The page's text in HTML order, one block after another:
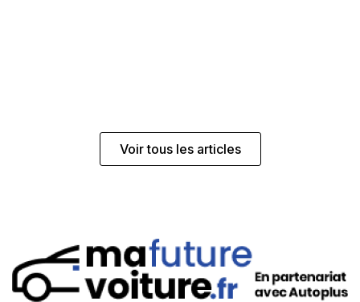
Voir tous les articles